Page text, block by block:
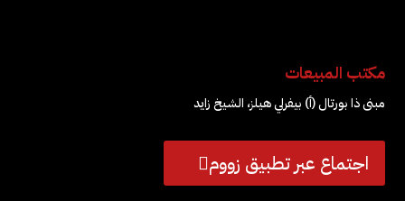
مكتب المبيعات
مبنى ذا بورتال (أ) بيفرلي هيلز، الشيخ زايد
اجتماع عبر تطبيق زووم